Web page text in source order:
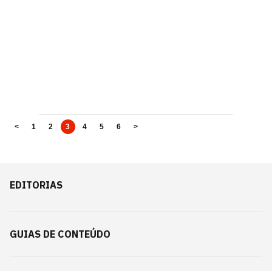
< 1 2 3 4 5 6 >
EDITORIAS
GUIAS DE CONTEÚDO